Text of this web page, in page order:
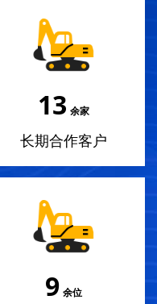
14 余家
长期合作客户
10 余位